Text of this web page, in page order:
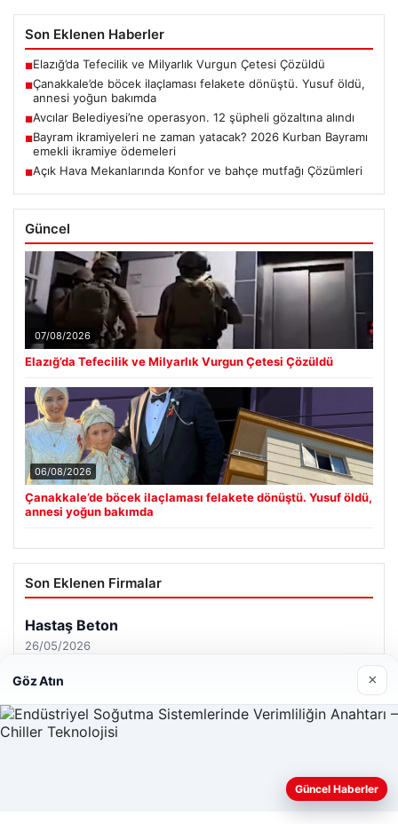
Son Eklenen Haberler
■Elazığ’da Tefecilik ve Milyarlık Vurgun Çetesi Çözüldü
■Çanakkale’de böcek ilaçlaması felakete dönüştü. Yusuf öldü,
annesi yoğun bakımda
■Avcılar Belediyesi’ne operasyon. 12 şüpheli gözaltına alındı
■Bayram ikramiyeleri ne zaman yatacak? 2026 Kurban Bayramı
emekli ikramiye ödemeleri
■Açık Hava Mekanlarında Konfor ve bahçe mutfağı Çözümleri
Güncel
07/08/2026
Elazığ’da Tefecilik ve Milyarlık Vurgun Çetesi Çözüldü
06/08/2026
Çanakkale’de böcek ilaçlaması felakete dönüştü. Yusuf öldü,
annesi yoğun bakımda
Son Eklenen Firmalar
Hastaş Beton
26/05/2026
Web sitemizi nasıl kullandığınızı daha iyi anlayabilmek,
Göz Atın ×
Güncel Haberler